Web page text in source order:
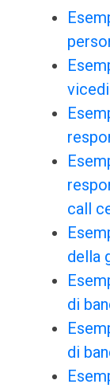
call
della
di
di